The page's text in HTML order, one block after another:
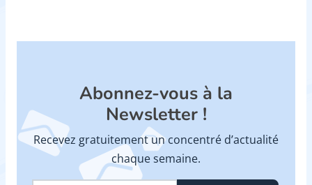
Abonnez-vous à la
Newsletter !
Recevez gratuitement un concentré d’actualité
chaque semaine.